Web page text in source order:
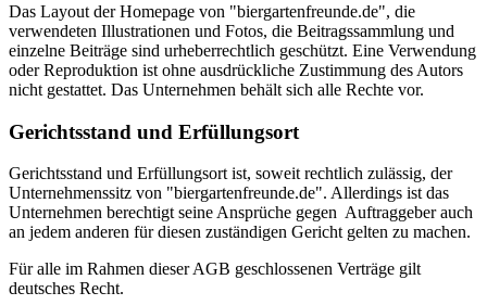
Das Layout der Homepage von "biergartenfreunde.de", die
verwendeten Illustrationen und Fotos, die Beitragssammlung und
einzelne Beiträge sind urheberrechtlich geschützt. Eine Verwendung
oder Reproduktion ist ohne ausdrückliche Zustimmung des Autors
nicht gestattet. Das Unternehmen behält sich alle Rechte vor.
Gerichtsstand und Erfüllungsort
Gerichtsstand und Erfüllungsort ist, soweit rechtlich zulässig, der
Unternehmenssitz von "biergartenfreunde.de". Allerdings ist das
Unternehmen berechtigt seine Ansprüche gegen Auftraggeber auch
an jedem anderen für diesen zuständigen Gericht gelten zu machen.
Für alle im Rahmen dieser AGB geschlossenen Verträge gilt
deutsches Recht.